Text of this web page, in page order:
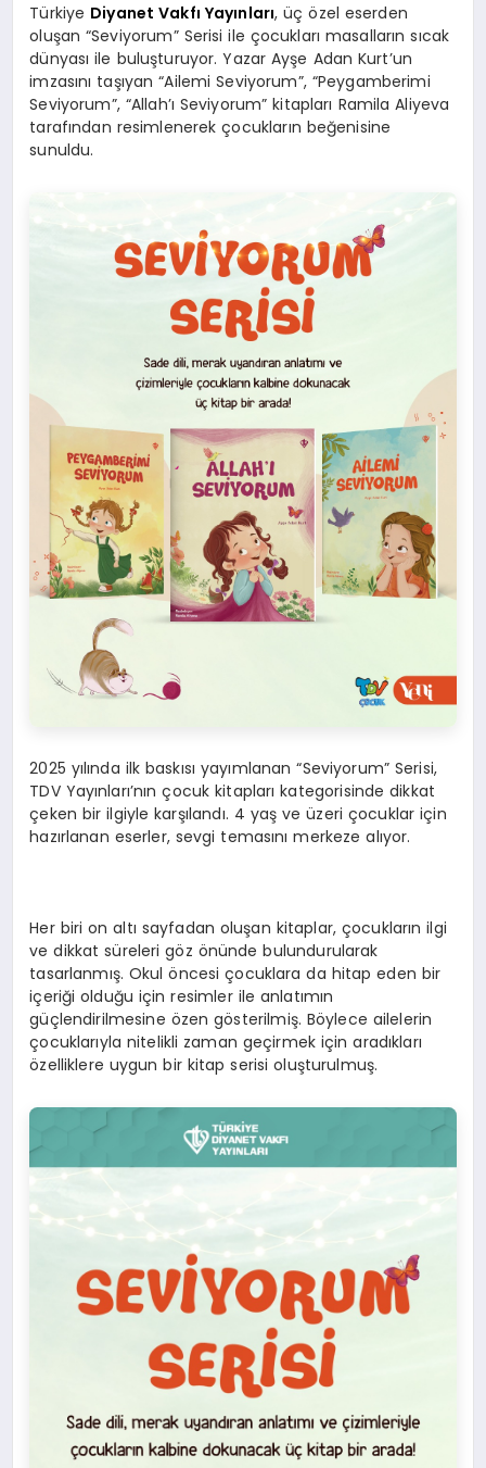
Türkiye Diyanet Vakfı Yayınları, üç özel eserden
oluşan “Seviyorum” Serisi ile çocukları masalların sıcak
dünyası ile buluşturuyor. Yazar Ayşe Adan Kurt’un
imzasını taşıyan “Ailemi Seviyorum”, “Peygamberimi
Seviyorum”, “Allah’ı Seviyorum” kitapları Ramila Aliyeva
tarafından resimlenerek çocukların beğenisine
sunuldu.
2025 yılında ilk baskısı yayımlanan “Seviyorum” Serisi,
TDV Yayınları’nın çocuk kitapları kategorisinde dikkat
çeken bir ilgiyle karşılandı. 4 yaş ve üzeri çocuklar için
hazırlanan eserler, sevgi temasını merkeze alıyor.
Her biri on altı sayfadan oluşan kitaplar, çocukların ilgi
ve dikkat süreleri göz önünde bulundurularak
tasarlanmış. Okul öncesi çocuklara da hitap eden bir
içeriği olduğu için resimler ile anlatımın
güçlendirilmesine özen gösterilmiş. Böylece ailelerin
çocuklarıyla nitelikli zaman geçirmek için aradıkları
özelliklere uygun bir kitap serisi oluşturulmuş.